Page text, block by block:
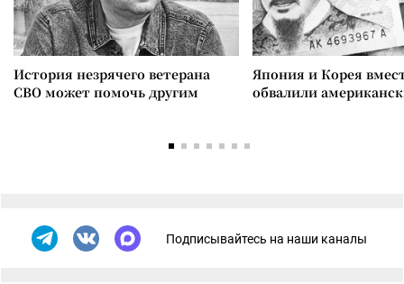
История незрячего ветерана
СВО может помочь другим
Япония и Корея
обвалили
Подписывайтесь на наши каналы